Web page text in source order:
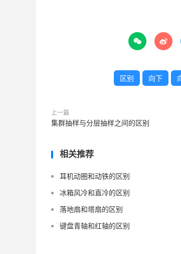
 
区别 向下
上一篇
集群抽样与分层抽样之间的区别
相关推荐
耳机动圈和动铁的区别
冰箱风冷和直冷的区别
落地扇和塔扇的区别
键盘青轴和红轴的区别